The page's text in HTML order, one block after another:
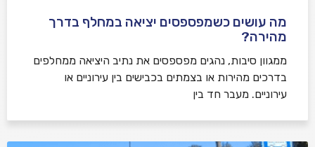
מה עושים כשמפספסים יציאה במחלף בדרך
מהירה?
ממגוון סיבות, נהגים מפספסים את נתיב היציאה ממחלפים
בדרכים מהירות או בצמתים בכבישים בין עירוניים או
עירוניים. מעבר חד בין